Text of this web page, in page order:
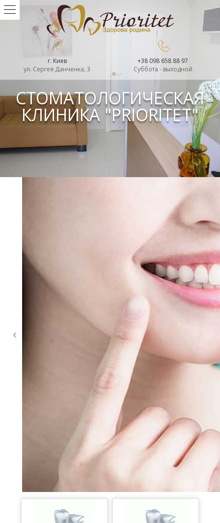
г. Киев
ул. Сергея Данченка, 3
+38 098 658 88 97
Суббота - выходной
СТОМАТОЛОГИЧЕСКАЯ
КЛИНИКА "PRIORITET"